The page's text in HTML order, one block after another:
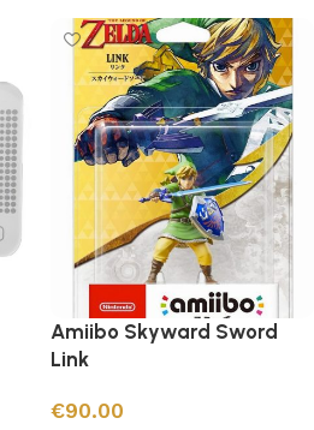
Amiibo Skyward Sword
Link
€90.00